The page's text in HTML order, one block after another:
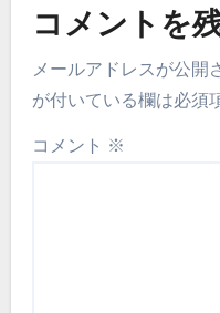
コメントを
メールアドレスが公開
が付いている欄は必須
コメント ※